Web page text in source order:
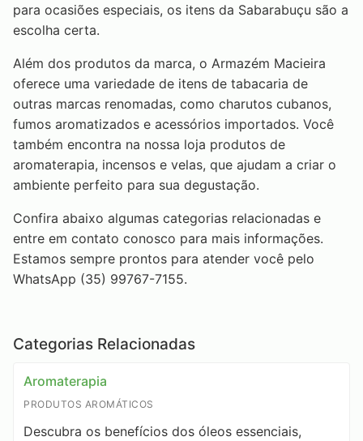
para ocasiões especiais, os itens da Sabarabuçu são a
escolha certa.
Além dos produtos da marca, o Armazém Macieira
oferece uma variedade de itens de tabacaria de
outras marcas renomadas, como charutos cubanos,
fumos aromatizados e acessórios importados. Você
também encontra na nossa loja produtos de
aromaterapia, incensos e velas, que ajudam a criar o
ambiente perfeito para sua degustação.
Confira abaixo algumas categorias relacionadas e
entre em contato conosco para mais informações.
Estamos sempre prontos para atender você pelo
WhatsApp (35) 99767-7155.
Categorias Relacionadas
Aromaterapia
PRODUTOS AROMÁTICOS
Descubra os benefícios dos óleos essenciais,